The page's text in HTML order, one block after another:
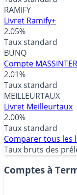
RAMIFY
Livret Ramify+
2.05%
Taux standard
BUNQ
Compte
2.01%
Taux standard
MEILLEURTAUX
Livret Meilleurtaux
2.00%
Taux standard
Comparer tous les
Taux bruts des
Comptes à